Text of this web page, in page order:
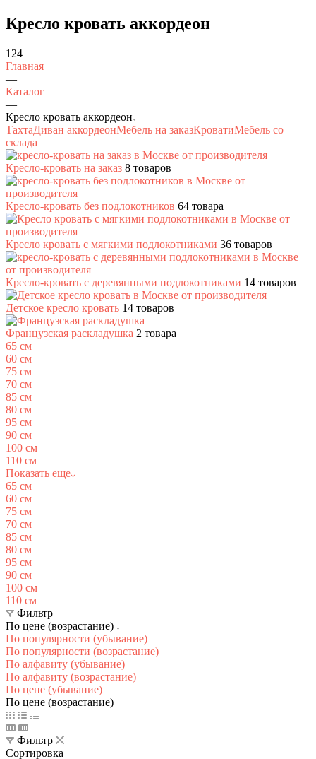
Кресло кровать аккордеон
124
Главная
—
Каталог
—
Кресло кровать аккордеон
ТахтаДиван аккордеонМебель на заказКроватиМебель со
склада
Кресло-кровать на заказ 8 товаров
Кресло-кровать без подлокотников 64 товара
Кресло кровать с мягкими подлокотниками 36 товаров
Кресло-кровать с деревянными подлокотниками 14 товаров
Детское кресло кровать 14 товаров
Французская раскладушка 2 товара
65 см
60 см
75 см
70 см
85 см
80 см
95 см
90 см
100 см
110 см
Показать еще
65 см
60 см
75 см
70 см
85 см
80 см
95 см
90 см
100 см
110 см
Фильтр
По цене (возрастание)
По популярности (убывание)
По популярности (возрастание)
По алфавиту (убывание)
По алфавиту (возрастание)
По цене (убывание)
По цене (возрастание)
Фильтр
Сортировка